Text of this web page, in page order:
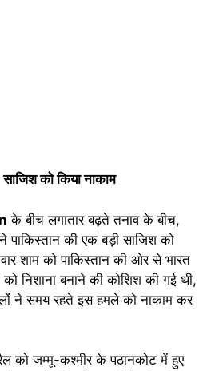
को किया नाकाम
के बीच लगातार बढ़ते तनाव के बीच,
ने पाकिस्तान की एक बड़ी साजिश को
शाम को पाकिस्तान की ओर से भारत
को निशाना बनाने की कोशिश की गई थी,
ने समय रहते इस हमले को नाकाम कर
को जम्मू-कश्मीर के पठानकोट में हुए